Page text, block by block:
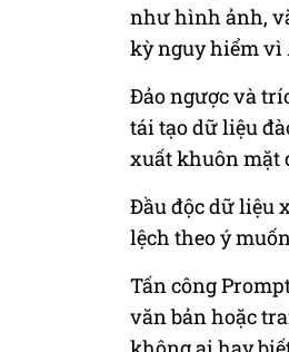
như hình ảnh,
kỳ nguy hiểm vì
Đảo ngược và
tái tạo dữ liệu
xuất khuôn mặt
Đầu độc dữ liệu
lệch theo ý
Tấn công
văn bản hoặc